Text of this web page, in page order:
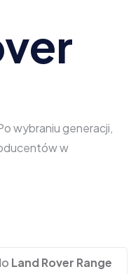
wybraniu generacji,
w
Land Rover Range